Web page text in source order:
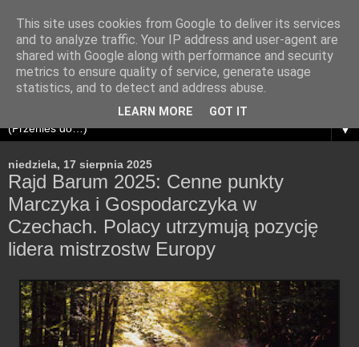
▼
niedziela, 17 sierpnia 2025
Rajd Barum 2025: Cenne punkty
Marczyka i Gospodarczyka w
Czechach. Polacy utrzymują pozycję
lidera mistrzostw Europy
This site uses cookies from Google to deliver its services
and to analyze traffic. Your IP address and user-agent are
shared with Google along with performance and security
metrics to ensure quality of service, generate usage
statistics, and to detect and address abuse.
LEARN MORE GOT IT